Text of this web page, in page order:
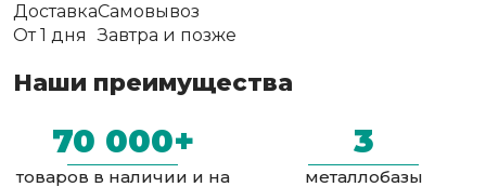
Доставка
От 1 дня
Самовывоз
Завтра и позже
Наши преимущества
70 000+
товаров в наличии и на
3
металлобазы